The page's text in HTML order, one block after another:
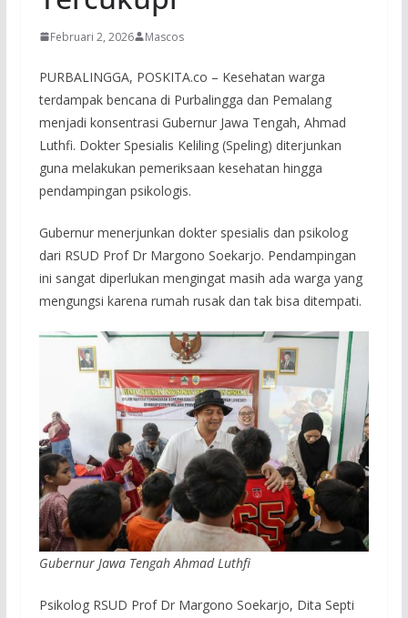
Februari 2, 2026 Mascos
PURBALINGGA, POSKITA.co – Kesehatan warga
terdampak bencana di Purbalingga dan Pemalang
menjadi konsentrasi Gubernur Jawa Tengah, Ahmad
Luthfi. Dokter Spesialis Keliling (Speling) diterjunkan
guna melakukan pemeriksaan kesehatan hingga
pendampingan psikologis.
Gubernur menerjunkan dokter spesialis dan psikolog
dari RSUD Prof Dr Margono Soekarjo. Pendampingan
ini sangat diperlukan mengingat masih ada warga yang
mengungsi karena rumah rusak dan tak bisa ditempati.
Gubernur Jawa Tengah Ahmad Luthfi
Psikolog RSUD Prof Dr Margono Soekarjo, Dita Septi